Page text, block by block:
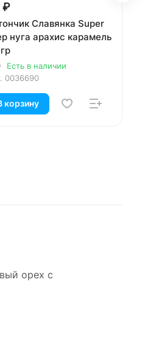
₽
Славянка Super
нуга арахис карамель
Есть в наличии
0036690
корзину
орех с